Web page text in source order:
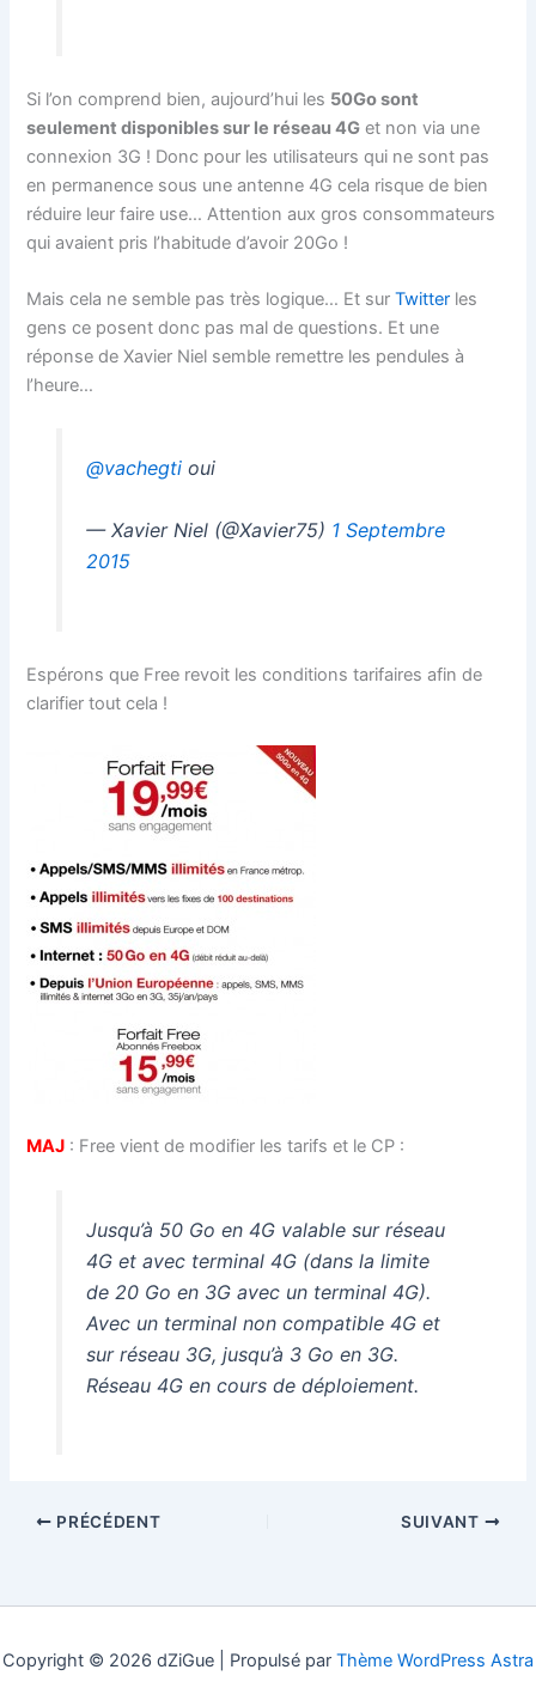
Si l’on comprend bien, aujourd’hui les 50Go sont
seulement disponibles sur le réseau 4G et non via une
connexion 3G ! Donc pour les utilisateurs qui ne sont pas
en permanence sous une antenne 4G cela risque de bien
réduire leur faire use… Attention aux gros consommateurs
qui avaient pris l’habitude d’avoir 20Go !
Mais cela ne semble pas très logique… Et surTwitter les
gens ce posent donc pas mal de questions. Et une
réponse de Xavier Niel semble remettre les pendules à
l’heure…
@vachegtioui
— Xavier Niel (@Xavier75) 1 Septembre
2015
Espérons que Free revoit les conditions tarifaires afin de
clarifier tout cela !
MAJ : Free vient de modifier les tarifs et le CP :
Jusqu’à 50 Go en 4G valable sur réseau
4G et avec terminal 4G (dans la limite
de 20 Go en 3G avec un terminal 4G).
Avec un terminal non compatible 4G et
sur réseau 3G, jusqu’à 3 Go en 3G.
Réseau 4G en cours de déploiement.
PRÉCÉDENT SUIVANT
Copyright © 2026 dZiGue | Propulsé par Thème WordPress Astra